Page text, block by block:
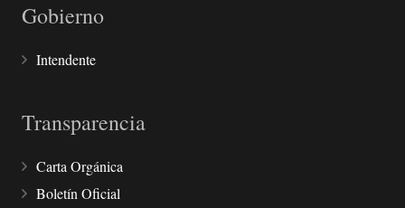
Gobierno
Intendente
Transparencia
Carta Orgánica
Boletín Oficial